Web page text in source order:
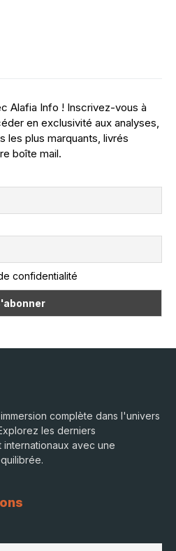
Alafia Info ! Inscrivez-vous à
en exclusivité aux analyses,
les plus marquants, livrés
boîte mail.
confidentialité
complète dans l'univers
les derniers
avec une